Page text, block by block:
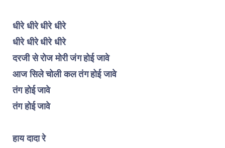
धीरे धीरे धीरे धीरे
धीरे धीरे धीरे धीरे
दरजी से रोज मोरी जंग होई जावे
आज सिले चोली कल तंग होई जावे
तंग होई जावे
तंग होई जावे
हाय दादा रे